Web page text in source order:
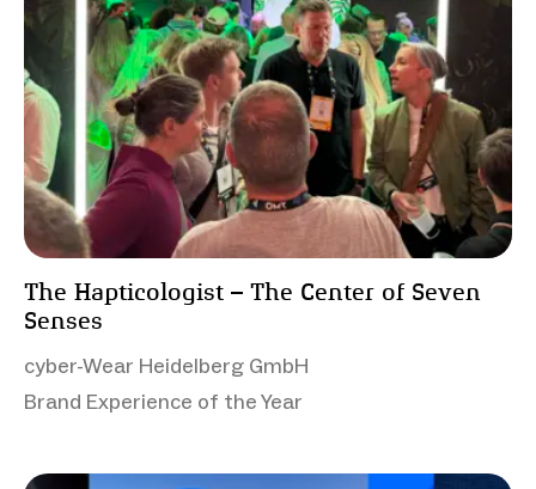
The Hapticologist – The Center of Seven
Senses
cyber-Wear Heidelberg GmbH
Brand Experience of the Year